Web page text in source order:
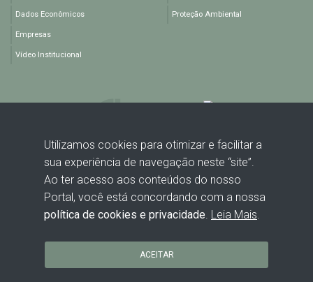
Utilizamos cookies para otimizar e facilitar a
sua experiência de navegação neste “site”.
Ao ter acesso aos conteúdos do nosso
Portal, você está concordando com a nossa
política de cookies e privacidade. Leia Mais.
ACEITAR
Dados Econômicos Proteção Ambiental
Empresas
Vídeo Institucional
Rodovia BA 512, KM 1,5 - Polo Industrial de Camaçari - Camaçari -
BA - CEP: 42816-440